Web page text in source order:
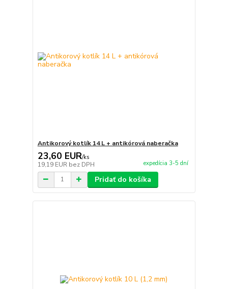
Antikorový kotlík 14 L + antikórová naberačka
23,60 EUR/ks
19,19 EUR bez DPH expedícia 3-5 dní
Pridať do košíka